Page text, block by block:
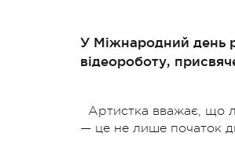
У Міжнародний день
відеороботу,
Артистка вважає, що
— це не лише початок